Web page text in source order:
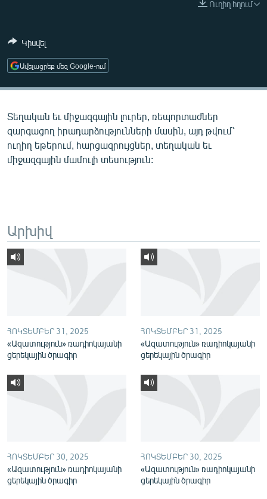
ՄԵԿՆԱԲԱՆՈՒԹՅՈՒՆ
ԿՈՐՈՆԱՎԻՐՈՒՍ
ԱՐԽԻՎ
ՏԵՍԱՆՅՈՒԹԵՐ
ՓՈԴՔԱՍԹ
Հայերեն
ՀԵՏԵՎԵՔ ՄԵԶ
Ուղիղ հղում
Կիսվել
Ավելացրեք մեզ Google-ում
Տեղական եւ միջազգային լուրեր, ռեպորտաժներ
զարգացող իրադարձությունների մասին, այդ թվում՝
ուղիղ եթերում, հարցազրույցներ, տեղական եւ
միջազգային մամուլի տեսություն:
Արխիվ
ՀՈԿՏԵՄԲԵՐ 31, 2025
«Ազատություն» ռադիոկայանի
ցերեկային ծրագիր
ՀՈԿՏԵՄԲԵՐ 31, 2025
«Ազատություն» ռադիոկայանի
ցերեկային ծրագիր
ՀՈԿՏԵՄԲԵՐ 30, 2025
«Ազատություն» ռադիոկայանի
ցերեկային ծրագիր
ՀՈԿՏԵՄԲԵՐ 30, 2025
«Ազատություն» ռադիոկայանի
ցերեկային ծրագիր